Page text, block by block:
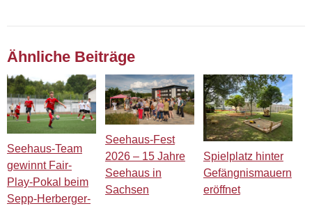
Ähnliche Beiträge
Seehaus-Team
gewinnt Fair-
Play-Pokal beim
Sepp-Herberger-
Seehaus-Fest
2026 – 15 Jahre
Seehaus in
Sachsen
Spielplatz hinter
Gefängnismauern
eröffnet